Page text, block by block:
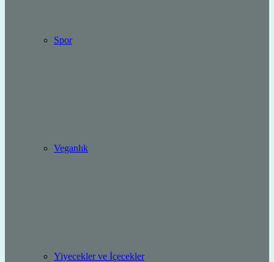
Spor
Veganlık
Yiyecekler ve İçecekler